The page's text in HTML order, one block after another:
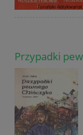
Przypadki